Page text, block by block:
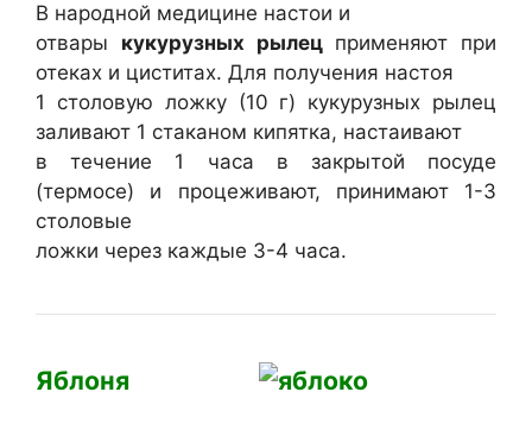
В народной медицине настои и
отвары кукурузных рылецприменяют при
отеках и циститах. Для получения настоя
1 столовую ложку (10 г) кукурузных рылец
заливают 1 стаканом кипятка, настаивают
в течение 1 часа в закрытой посуде
(термосе) и процеживают, принимают 1-3
столовые
ложки через каждые 3-4 часа.
Яблоня